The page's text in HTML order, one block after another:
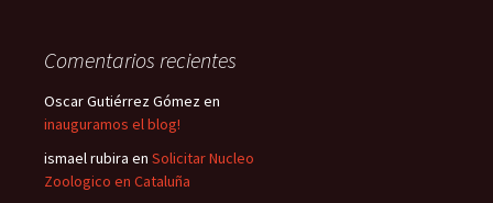
Comentarios recientes
Oscar Gutiérrez Gómezen
inauguramos el blog!
ismael rubira en Solicitar Nucleo
Zoologico en Cataluña